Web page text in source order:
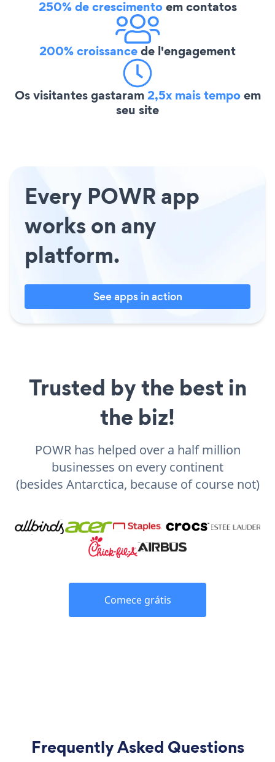
250% de crescimentoem contatos
200% croissancede l'engagement
Os visitantes gastaram2,5x mais tempoem
seu site
Every POWR app
works on any
platform.
See apps in action
Trusted by the best in
the biz!
POWR has helped over a half million
businesses on every continent
(besides Antarctica, because of course not)
Comece grátis
Frequently Asked Questions